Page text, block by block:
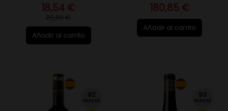
18,54 €
20,60 €
Añadir al carrito
180,85 €
Añadir al carrito
92
PARKER
93
PARKER